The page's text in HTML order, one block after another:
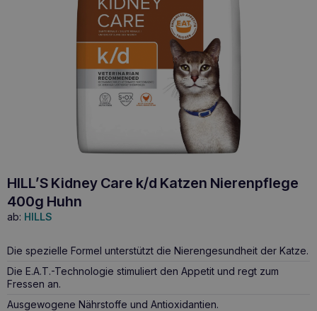
HILL’S Kidney Care k/d Katzen Nierenpflege
400g Huhn
ab: HILLS
Die spezielle Formel unterstützt die Nierengesundheit der Katze.
Die E.A.T.-Technologie stimuliert den Appetit und regt zum
Fressen an.
Ausgewogene Nährstoffe und Antioxidantien.